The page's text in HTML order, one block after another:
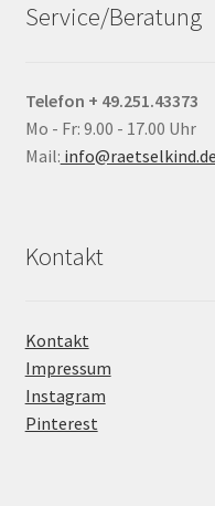
Service/Beratung
Telefon + 49.251.43373
Mo - Fr: 9.00 - 17.00 Uhr
Mail: info@raetselkind.de
Kontakt
Kontakt
Impressum
Instagram
Pinterest